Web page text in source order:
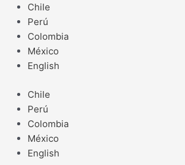
contenido
Chile
Perú
Colombia
México
English
Chile
Perú
Colombia
México
English